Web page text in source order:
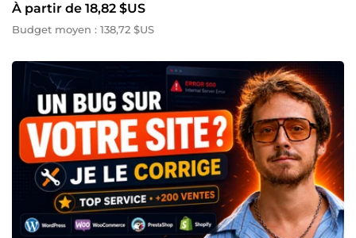
À partir de 18,82 $US
Budget moyen : 138,72 $US